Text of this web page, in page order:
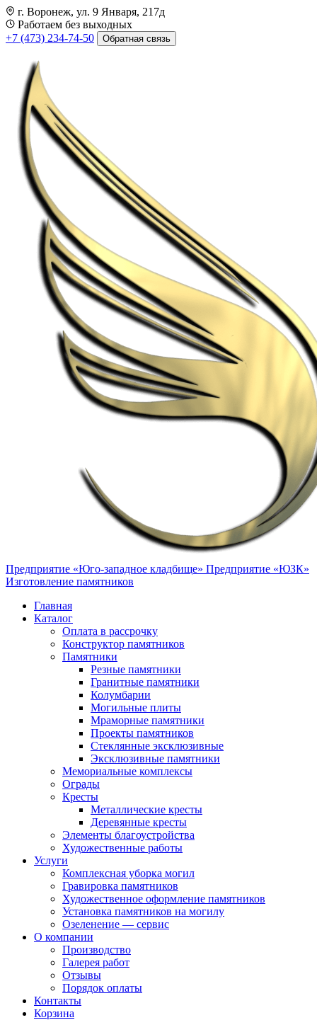
г. Воронеж, ул. 9 Января, 217д
Работаем без выходных
+7 (473) 234-74-50
Обратная связь
Предприятие «Юго-западное кладбище» Предприятие «ЮЗК»
Изготовление памятников
Главная
Каталог
Оплата в рассрочку
Конструктор памятников
Памятники
Резные памятники
Гранитные памятники
Колумбарии
Могильные плиты
Мраморные памятники
Проекты памятников
Стеклянные эксклюзивные
Эксклюзивные памятники
Мемориальные комплексы
Ограды
Кресты
Металлические кресты
Деревянные кресты
Элементы благоустройства
Художественные работы
Услуги
Комплексная уборка могил
Гравировка памятников
Художественное оформление памятников
Установка памятников на могилу
Озеленение — сервис
О компании
Производство
Галерея работ
Отзывы
Порядок оплаты
Контакты
Корзина